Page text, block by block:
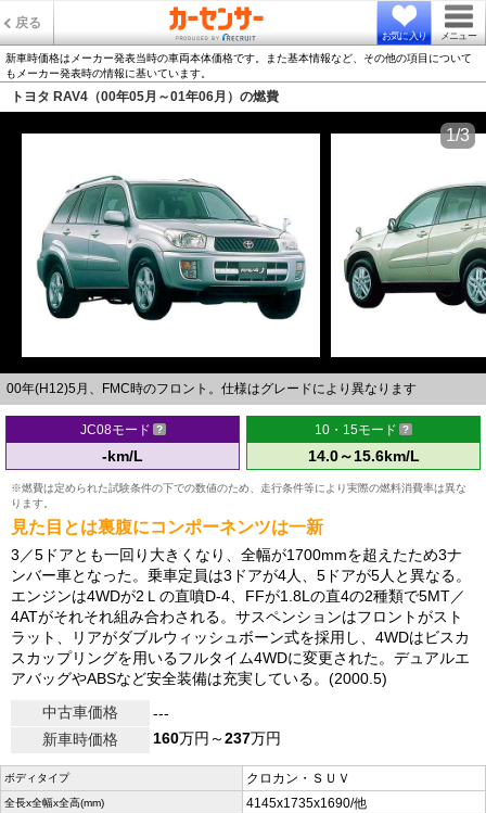
戻る
お気に入り メニュー
新車時価格はメーカー発表当時の車両本体価格です。また基本情報など、その他の項目について
もメーカー発表時の情報に基いています。
トヨタ RAV4（00年05月～01年06月）の燃費
00年(H12)5月、FMC時のフロント。仕様はグレードにより異なります
1/3
JC08モード
-km/L
10・15モード
14.0～15.6km/L
※燃費は定められた試験条件の下での数値のため、走行条件等により実際の燃料消費率は異な
ります。
見た目とは裏腹にコンポーネンツは一新
3／5ドアとも一回り大きくなり、全幅が1700mmを超えたため3ナ
ンバー車となった。乗車定員は3ドアが4人、5ドアが5人と異なる。
エンジンは4WDが2Ｌの直噴D-4、FFが1.8Lの直4の2種類で5MT／
4ATがそれそれ組み合わされる。サスペンションはフロントがスト
ラット、リアがダブルウィッシュボーン式を採用し、4WDはビスカ
スカップリングを用いるフルタイム4WDに変更された。デュアルエ
アバッグやABSなど安全装備は充実している。(2000.5)
中古車価格
---
新車時価格
160万円～237万円
ボディタイプ クロカン・ＳＵＶ
全長x全幅x全高(mm) 4145x1735x1690/他